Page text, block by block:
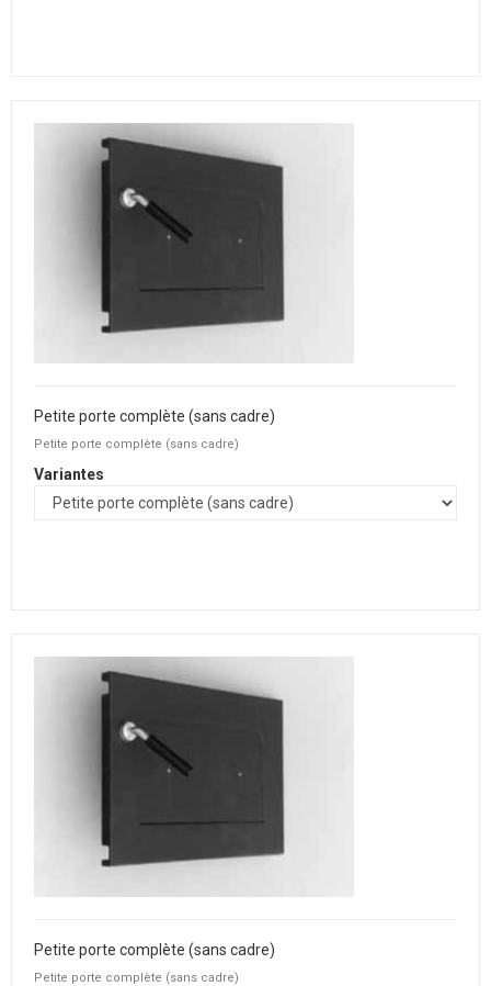
Petite porte complète (sans cadre)
Petite porte complète (sans cadre)
Variantes
Petite porte complète (sans cadre)
Petite porte complète (sans cadre)